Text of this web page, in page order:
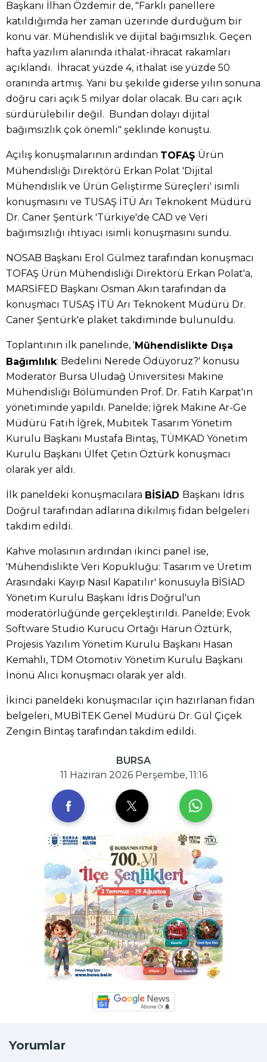
Başkanı İlhan Özdemir de, "Farklı panellere
katıldığımda her zaman üzerinde durduğum bir
konu var. Mühendislik ve dijital bağımsızlık. Geçen
hafta yazılım alanında ithalat-ihracat rakamları
açıklandı. İhracat yüzde 4, ithalat ise yüzde 50
oranında artmış. Yani bu şekilde giderse yılın sonuna
doğru cari açık 5 milyar dolar olacak. Bu cari açık
sürdürülebilir değil. Bundan dolayı dijital
bağımsızlık çok önemli" şeklinde konuştu.
Açılış konuşmalarının ardından TOFAŞ Ürün
Mühendisliği Direktörü Erkan Polat 'Dijital
Mühendislik ve Ürün Geliştirme Süreçleri' isimli
konuşmasını ve TUSAŞ İTÜ Arı Teknokent Müdürü
Dr. Caner Şentürk 'Türkiye'de CAD ve Veri
bağımsızlığı ihtiyacı isimli konuşmasını sundu.
NOSAB Başkanı Erol Gülmez tarafından konuşmacı
TOFAŞ Ürün Mühendisliği Direktörü Erkan Polat'a,
MARSİFED Başkanı Osman Akın tarafından da
konuşmacı TUSAŞ İTÜ Arı Teknokent Müdürü Dr.
Caner Şentürk'e plaket takdiminde bulunuldu.
Toplantının ilk panelinde, 'Mühendislikte Dışa
Bağımlılık: Bedelini Nerede Ödüyoruz?' konusu
Moderatör Bursa Uludağ Üniversitesi Makine
Mühendisliği Bölümünden Prof. Dr. Fatih Karpat'ın
yönetiminde yapıldı. Panelde; İğrek Makine Ar-Ge
Müdürü Fatih İğrek, Mubitek Tasarım Yönetim
Kurulu Başkanı Mustafa Bintaş, TÜMKAD Yönetim
Kurulu Başkanı Ülfet Çetin Öztürk konuşmacı
olarak yer aldı.
İlk paneldeki konuşmacılara BİSİAD Başkanı İdris
Doğrul tarafından adlarına dikilmiş fidan belgeleri
takdim edildi.
Kahve molasının ardından ikinci panel ise,
'Mühendislikte Veri Kopukluğu: Tasarım ve Üretim
Arasındaki Kayıp Nasıl Kapatılır' konusuyla BİSİAD
Yönetim Kurulu Başkanı İdris Doğrul'un
moderatörlüğünde gerçekleştirildi. Panelde; Evok
Software Studio Kurucu Ortağı Harun Öztürk,
Projesis Yazılım Yönetim Kurulu Başkanı Hasan
Kemahlı, TDM Otomotiv Yönetim Kurulu Başkanı
İnönü Alıcı konuşmacı olarak yer aldı.
İkinci paneldeki konuşmacılar için hazırlanan fidan
belgeleri, MUBİTEK Genel Müdürü Dr. Gül Çiçek
Zengin Bintaş tarafından takdim edildi.
BURSA
11 Haziran 2026 Perşembe, 11:16
Yorumlar